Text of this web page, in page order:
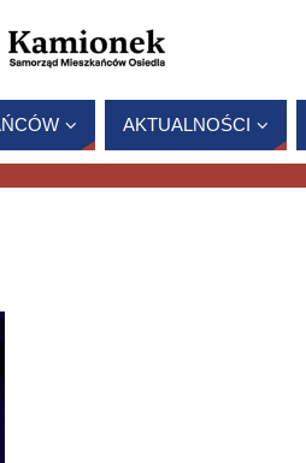
AKTUALNOŚCI